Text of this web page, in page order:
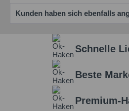
Kunden haben sich ebenfalls
Schnelle
Beste
Premium-